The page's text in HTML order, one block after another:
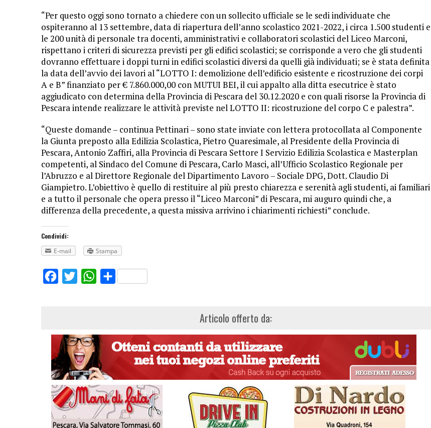
“Per questo oggi sono tornato a chiedere con un sollecito ufficiale se le sedi individuate che
ospiteranno al 13 settembre, data di riapertura dell’anno scolastico 2021-2022, i circa 1.500 studenti e
le 200 unità di personale tra docenti, amministrativi e collaboratori scolastici del Liceo Marconi,
rispettano i criteri di sicurezza previsti per gli edifici scolastici; se corrisponde a vero che gli studenti
dovranno effettuare i doppi turni in edifici scolastici diversi da quelli già individuati; se è stata definita
la data dell’avvio dei lavori al “LOTTO I: demolizione dell’edificio esistente e ricostruzione dei corpi
A e B” finanziato per € 7.860.000,00 con MUTUI BEI, il cui appalto alla ditta esecutrice è stato
aggiudicato con determina della Provincia di Pescara del 30.12.2020 e con quali risorse la Provincia di
Pescara intende realizzare le attività previste nel LOTTO II: ricostruzione del corpo C e palestra”.
“Queste domande – continua Pettinari – sono state inviate con lettera protocollata al Componente
la Giunta preposto alla Edilizia Scolastica, Pietro Quaresimale, al Presidente della Provincia di
Pescara, Antonio Zaffiri, alla Provincia di Pescara Settore I Servizio Edilizia Scolastica e Masterplan
competenti, al Sindaco del Comune di Pescara, Carlo Masci, all’Ufficio Scolastico Regionale per
l’Abruzzo e al Direttore Regionale del Dipartimento Lavoro – Sociale DPG, Dott. Claudio Di
Giampietro. L’obiettivo è quello di restituire al più presto chiarezza e serenità agli studenti, ai familiari
e a tutto il personale che opera presso il “Liceo Marconi” di Pescara, mi auguro quindi che, a
differenza della precedente, a questa missiva arrivino i chiarimenti richiesti” conclude.
Condividi:
E-mail
Stampa
FacebookTwitterWhatsApp
Share
Articolo offerto da: